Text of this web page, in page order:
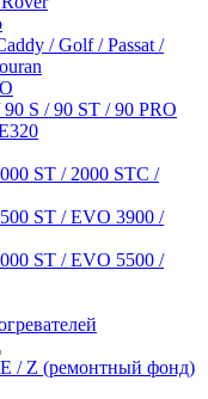
/ Golf / Passat /
S / 90 ST / 90 PRO
ST / 2000 STC /
ST / EVO 3900 /
ST / EVO 5500 /
/ Z (ремонтный фонд)